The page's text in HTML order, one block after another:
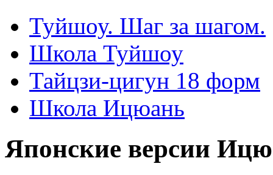
Туйшоу. Шаг за шагом.
Школа Туйшоу
Тайцзи-цигун 18 форм
Школа Ицюань
Японские версии